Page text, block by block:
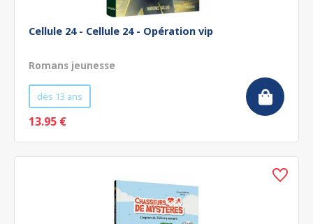
Cellule 24 - Cellule 24 - Opération vip
Romans jeunesse
dès 13 ans
13.95 €